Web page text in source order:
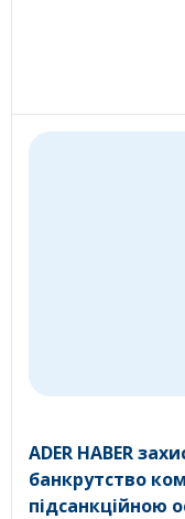
ADER HABER
банкрутство
підсанкційною